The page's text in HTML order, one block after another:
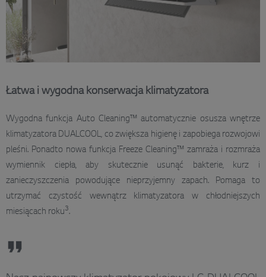
Łatwa i wygodna konserwacja klimatyzatora
Wygodna funkcja Auto Cleaning™ automatycznie osusza wnętrze
klimatyzatora DUALCOOL, co zwiększa higienę i zapobiega rozwojowi
pleśni. Ponadto nowa funkcja Freeze Cleaning™ zamraża i rozmraża
wymiennik ciepła, aby skutecznie usunąć bakterie, kurz i
zanieczyszczenia powodujące nieprzyjemny zapach. Pomaga to
utrzymać czystość wewnątrz klimatyzatora w chłodniejszych
miesiącach roku3.